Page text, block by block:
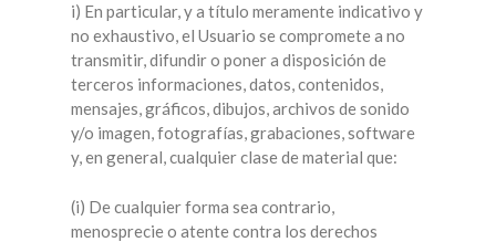
i) En particular, y a título meramente indicativo y
no exhaustivo, el Usuario se compromete a no
transmitir, difundir o poner a disposición de
terceros informaciones, datos, contenidos,
mensajes, gráficos, dibujos, archivos de sonido
y/o imagen, fotografías, grabaciones, software
y, en general, cualquier clase de material que:
(i) De cualquier forma sea contrario,
menosprecie o atente contra los derechos